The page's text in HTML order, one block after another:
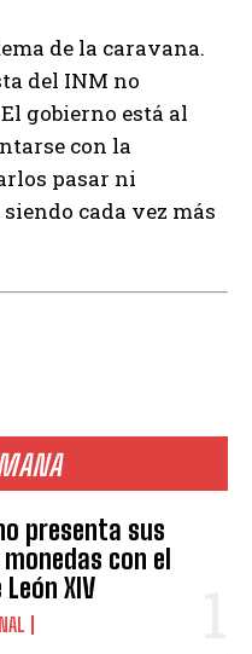
presenta sus
con el
XIV
de la caravana.
del INM no
gobierno está al
con la
pasar ni
cada vez más